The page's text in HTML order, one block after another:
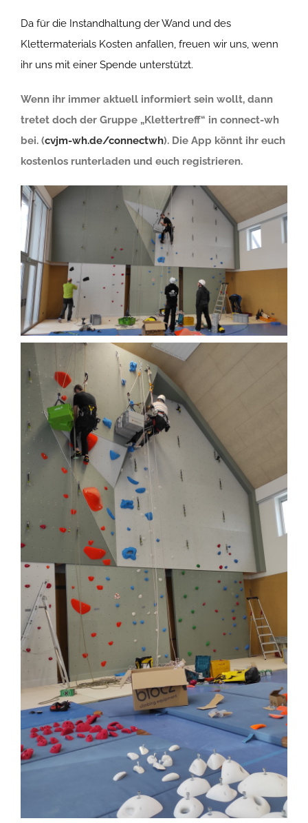
Da für die Instandhaltung der Wand und des
Klettermaterials Kosten anfallen, freuen wir uns, wenn
ihr uns mit einer Spende unterstützt.
Wenn ihr immer aktuell informiert sein wollt, dann
tretet doch der Gruppe „Klettertreff“ in connect-wh
bei. (cvjm-wh.de/connectwh). Die App könnt ihr euch
kostenlos runterladen und euch registrieren.